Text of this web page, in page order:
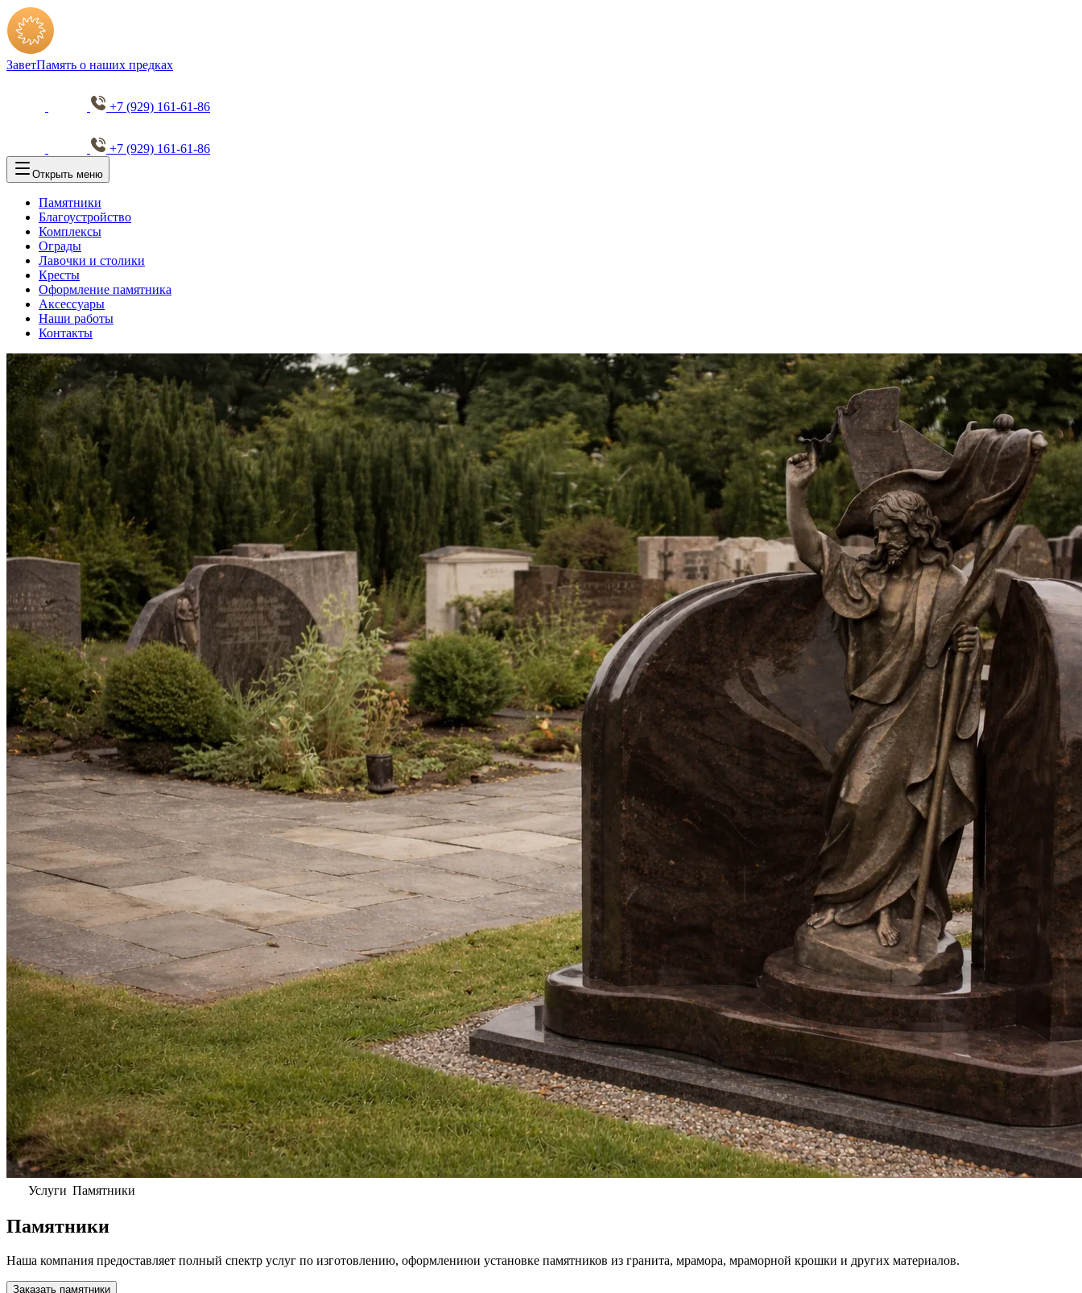
ЗаветПамять о наших предках
+7 (929) 161-61-86
+7 (929) 161-61-86
Открыть меню
Памятники
Благоустройство
Комплексы
Ограды
Лавочки и столики
Кресты
Оформление памятника
Аксессуары
Наши работы
Контакты
Услуги Памятники
Памятники
Наша компания предоставляет полный спектр услуг по изготовлению, оформлениюи установке памятников из гранита, мрамора, мраморной крошки и других материалов.
Заказать памятники